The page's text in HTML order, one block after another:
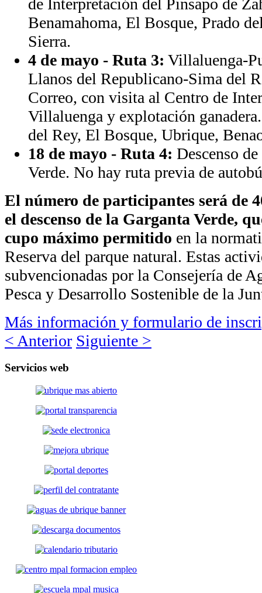
de Interpretación del Pinsapo de
Benamahoma, El Bosque, Prado
Sierra.
4 de mayo - Ruta 3: Villaluenga-
Llanos del Republicano-Sima del
Correo, con visita al Centro de
Villaluenga y explotación
del Rey, El Bosque, Ubrique,
18 de mayo - Ruta 4: Descenso
Verde. No hay ruta previa de
El número de participantes será de
el descenso de la Garganta Verde,
cupo máximo permitido en la
Reserva del parque natural. Estas
subvencionadas por la Consejería de
Pesca y Desarrollo Sostenible de la
Más información y formulario de
< Anterior Siguiente >
Servicios web